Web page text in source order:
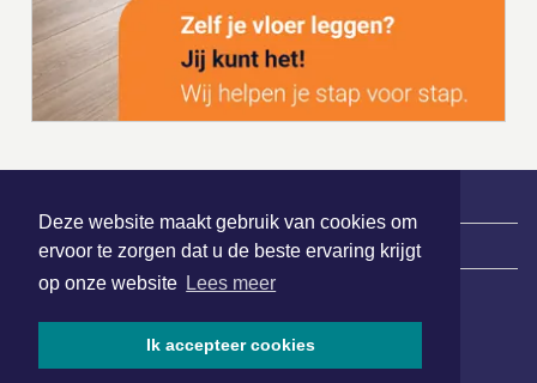
Deze website maakt gebruik van cookies om
ervoor te zorgen dat u de beste ervaring krijgt
op onze website Lees meer
Ik accepteer cookies
| Nieuws | Sport | Evenementen
Hoofdvestiging: